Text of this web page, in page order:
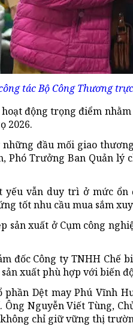
tác Bộ Công Thương
động trọng điểm
2026.
đầu mối giao
Phó Trưởng Ban Quản
yếu vẫn duy trì ở mức
tốt nhu cầu mua sắm
sản xuất ở Cụm công
đốc Công ty TNHH
xuất phù hợp với biến
phần Dệt may Phú Vĩnh
Nguyễn Viết Tùng,
chỉ giữ vững thị